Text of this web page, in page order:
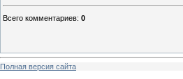
Всего комментариев: 0
Полная версия сайта